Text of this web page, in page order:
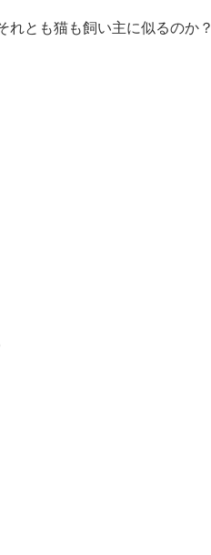
れとも猫も飼い主に似るのか？